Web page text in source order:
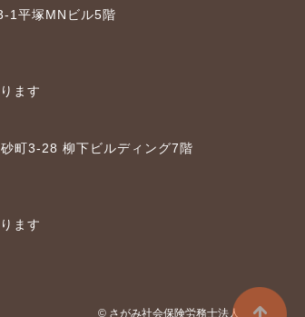
1平塚MNビル5階
ます
町3-28 柳下ビルディング7階
ます
© さがみ社会保険労務士法人